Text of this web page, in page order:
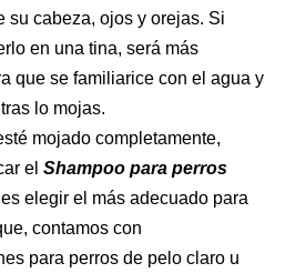
su cabeza, ojos y orejas. Si
en una tina, será más
que se familiarice con el agua y
lo mojas.
mojado completamente,
elShampoo para perros
elegir el más adecuado para
contamos con
para perros de pelo claro u